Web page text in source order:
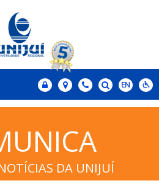
DA UNIJUÍ